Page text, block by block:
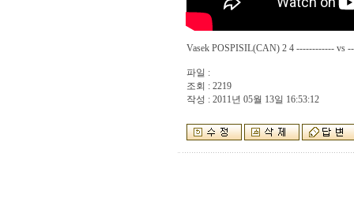
Vasek POSPISIL(CAN) 2 4 ------------ vs
파일 :
조회 : 2219
작성 : 2011년 05월 13일 16:53:12